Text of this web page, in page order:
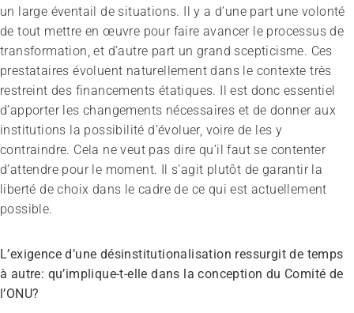
un large éventail de situations. Il y a d’une part une volonté
de tout mettre en œuvre pour faire avancer le processus de
transformation, et d’autre part un grand scepticisme. Ces
prestataires évoluent naturellement dans le contexte très
restreint des financements étatiques. Il est donc essentiel
d’apporter les changements nécessaires et de donner aux
institutions la possibilité d’évoluer, voire de les y
contraindre. Cela ne veut pas dire qu’il faut se contenter
d’attendre pour le moment. Il s’agit plutôt de garantir la
liberté de choix dans le cadre de ce qui est actuellement
possible.
L’exigence d’une désinstitutionalisation ressurgit de temps
à autre: qu’implique-t-elle dans la conception du Comité de
l’ONU?